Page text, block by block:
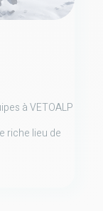
à VETOALP
riche lieu de